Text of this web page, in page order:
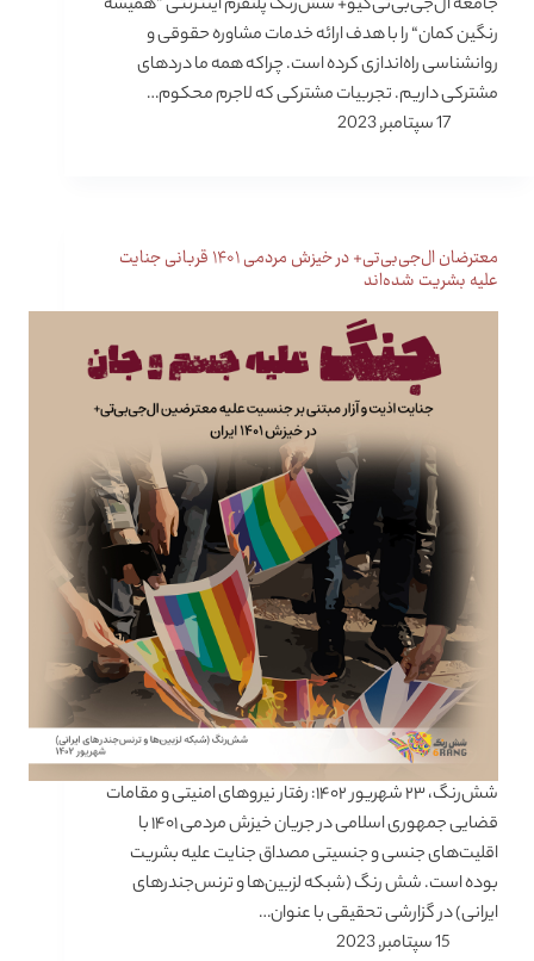
جامعه ال‌جی‌بی‌تی‌کیو+ شش‌رنگ پلتفرم اینترنتی ”همیشه
رنگین کمان“ را با هدف ارائه خدمات مشاوره حقوقی و
روانشناسی راه‌اندازی کرده است. چراکه همه ما دردهای
مشترکی داریم. تجربیات مشترکی که لاجرم محکوم…
17 سپتامبر, 2023
معترضان ال‌جی‌بی‌تی+ در خیزش مردمی ۱۴۰۱ قربانی جنایت
علیه بشریت شده‌اند
شش‌رنگ، ۲۳ شهریور ۱۴۰۲: رفتار نیروهای امنیتی و مقامات
قضایی جمهوری اسلامی در جریان خیزش مردمی ۱۴۰۱ با
اقلیت‌های جنسی و جنسیتی مصداق جنایت علیه بشریت
بوده است. شش رنگ (شبکه لزبین‌­ها و ترنس‌جندرهای
ایرانی) در گزارشی تحقیقی با عنوان…
15 سپتامبر, 2023